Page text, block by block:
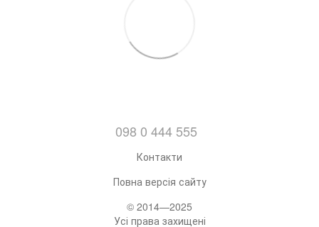
098 0 444 555
Контакти
Повна версія сайту
© 2014—2025
Усі права захищені